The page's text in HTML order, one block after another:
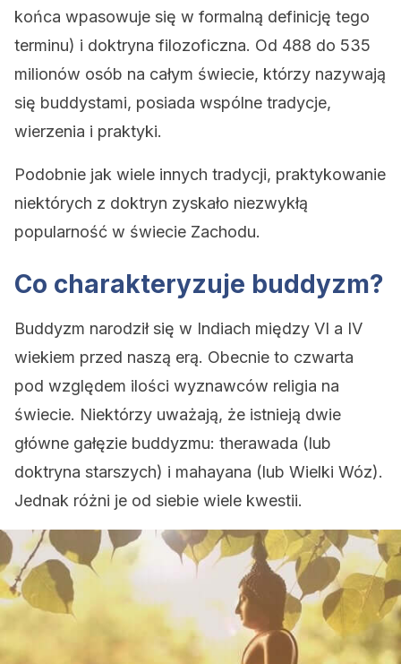
końca wpasowuje się w formalną definicję tego
terminu) i doktryna filozoficzna. Od 488 do 535
milionów osób na całym świecie, którzy nazywają
się buddystami, posiada wspólne tradycje,
wierzenia i praktyki.
Podobnie jak wiele innych tradycji, praktykowanie
niektórych z doktryn zyskało niezwykłą
popularność w świecie Zachodu.
Co charakteryzuje buddyzm?
Buddyzm narodził się w Indiach między VI a IV
wiekiem przed naszą erą. Obecnie to czwarta
pod względem ilości wyznawców religia na
świecie. Niektórzy uważają, że istnieją dwie
główne gałęzie buddyzmu: therawada (lub
doktryna starszych) i mahayana (lub Wielki Wóz).
Jednak różni je od siebie wiele kwestii.